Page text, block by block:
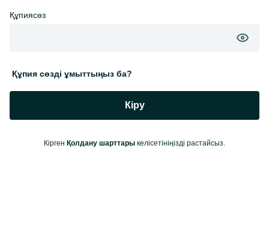
Құпиясөз
Құпия сөзді ұмыттыңыз ба?
Кіру
Кірген Қолдану шарттары келісетініңізді растайсыз.